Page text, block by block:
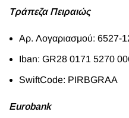
Τράπεζα Πειραιώς
Αρ. Λογαριασμού: 6527-
Iban: GR28 0171 5270
SwiftCode: PIRBGRAA
Eurobank